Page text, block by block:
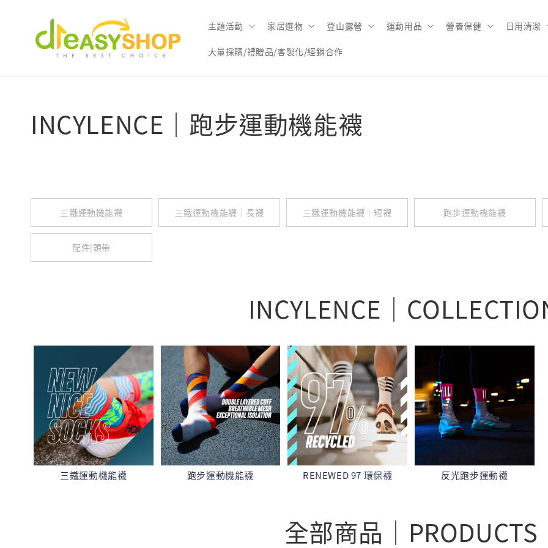
主題活動 家居選物 登山露營 運動用品 營養保健 日用清潔
大量採購/禮贈品/客製化/經銷合作
INCYLENCE｜跑步運動機能襪
三鐵運動機能襪 三鐵運動機能襪｜長襪 三鐵運動機能襪｜短襪 跑步運動機能襪
配件|頭帶
INCYLENCE｜
三鐵運動機能襪 跑步運動機能襪 RENEWED 97 環保襪 反光跑步運動襪
全部商品｜PRODUCTS